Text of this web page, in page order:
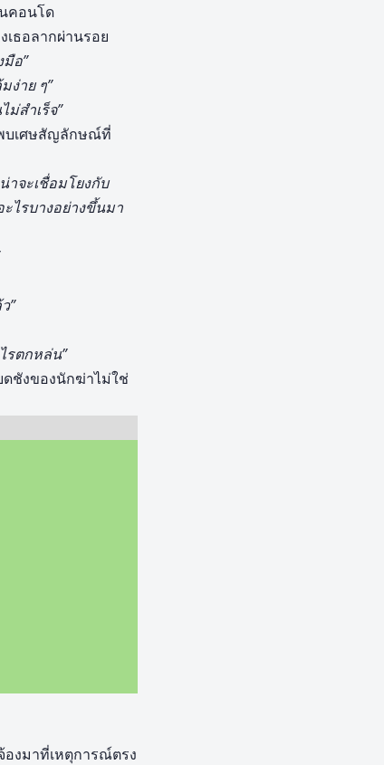
คอนโด
ธอลากผ่านรอย
อ”
ง่าย ๆ”
สำเร็จ”
บเศษสัญลักษณ์ที่
จะเชื่อมโยงกับ
ไรบางอย่างขึ้นมา
”
รตกหล่น”
ดชังของนักฆ่าไม่ใช่
งมาที่เหตุการณ์ตรง